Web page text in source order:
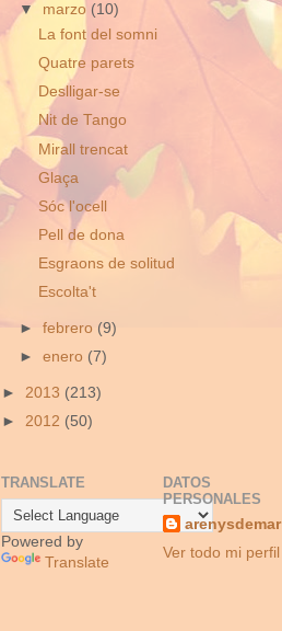
▼ marzo (10)
La font del somni
Quatre parets
Deslligar-se
Nit de Tango
Mirall trencat
Glaça
Sóc l'ocell
Pell de dona
Esgraons de solitud
Escolta't
►febrero (9)
►enero (7)
► 2013 (213)
► 2012 (50)
TRANSLATE
Powered by
Translate
DATOS
PERSONALES
arenysdemar
Ver todo mi perfil